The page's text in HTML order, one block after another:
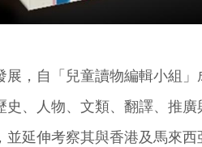
展，自「兒童讀物編輯小組
史、人物、文類、翻譯、推
並延伸考察其與香港及馬來